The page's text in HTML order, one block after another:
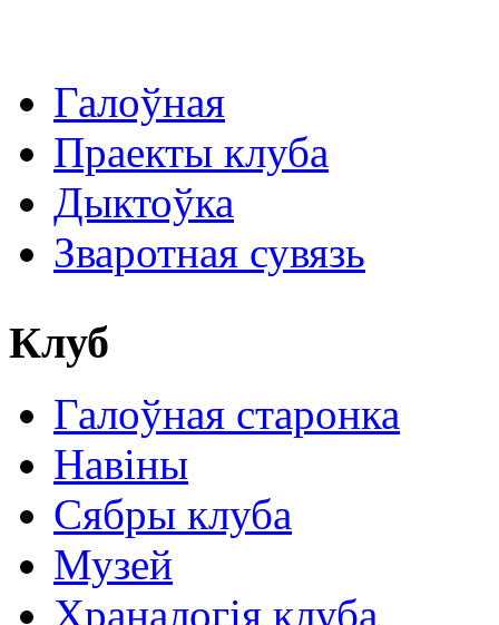
Галоўная
Праекты клуба
Дыктоўка
Зваротная сувязь
Клуб
Галоўная старонка
Навіны
Сябры клуба
Музей
Храналогія клуба